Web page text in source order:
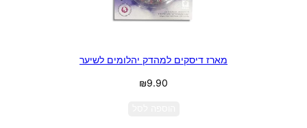
מארז דיסקים למהדק יהלומים לשיער
₪9.90